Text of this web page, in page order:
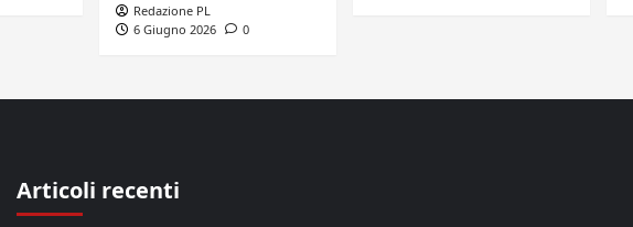
Redazione PL
6 Giugno 2026
0
Articoli recenti